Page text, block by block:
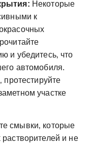
Некоторые
к
и убедитесь‚ что
автомобиля.
протестируйте
участке
смывки‚ которые
и не